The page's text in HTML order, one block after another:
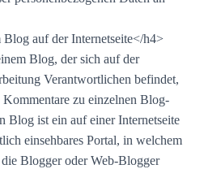
auf der Internetseite</h4>
Blog, der sich auf der
Verantwortlichen befindet,
zu einzelnen Blog-
Blog ist ein auf einer Internetseite
einsehbares Portal, in welchem
Blogger oder Web-Blogger